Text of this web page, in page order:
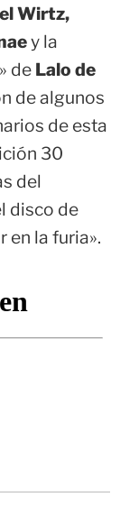
Wirtz,
y la
de Lalo de
de algunos
de esta
30
del
disco de
en la furia».